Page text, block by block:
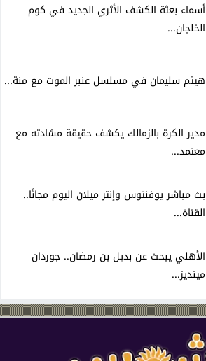
أسماء بعثة الكشف الأثري الجديد في كوم
الخلجان...
هيثم سليمان في مسلسل عنبر الموت مع منة...
مدير الكرة بالزمالك يكشف حقيقة مشادته مع
معتمد...
بث مباشر يوفنتوس وإنتر ميلان اليوم مجانًا..
القناة...
الأهلي يبحث عن بديل بن رمضان.. جوردان
مينديز...